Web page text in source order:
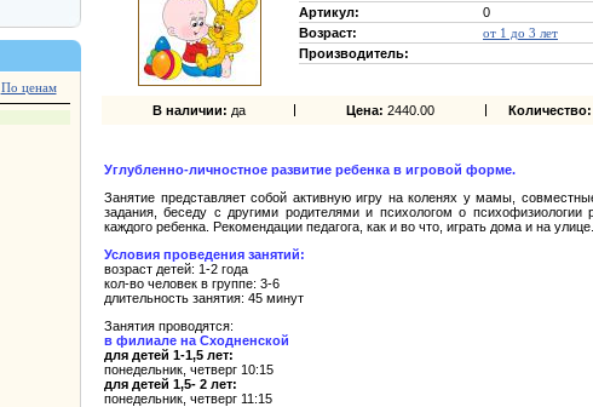
По ценам
Артикул:
0
Возраст:
от 1 до 3 лет
Производитель:
В наличии: да Цена: 2440.00 Количество:
Углубленно-личностное развитие ребенка в игровой форме.
Занятие представляет собой активную игру на коленях у мамы,
задания, беседу с другими родителями и психологом о психофизиологии
каждого ребенка. Рекомендации педагога, как и во что, играть дома и на улице.
Условия проведения занятий:
возраст детей: 1-2 года
кол-во человек в группе: 3-6
длительность занятия: 45 минут
Занятия проводятся:
в филиале на Сходненской
для детей 1-1,5 лет:
понедельник, четверг 10:15
для детей 1,5- 2 лет:
понедельник, четверг 11:15